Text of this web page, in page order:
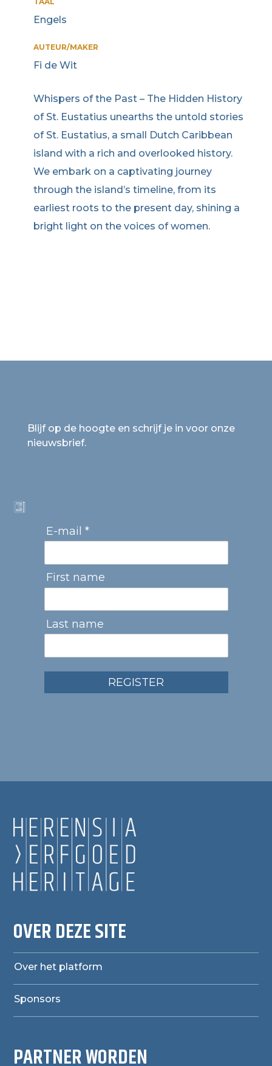
Engels
AUTEUR/MAKER
Fi de Wit
Whispers of the Past – The Hidden History
of St. Eustatius unearths the untold stories
of St. Eustatius, a small Dutch Caribbean
island with a rich and overlooked history.
We embark on a captivating journey
through the island’s timeline, from its
earliest roots to the present day, shining a
bright light on the voices of women.
Blijf op de hoogte en schrijf je in voor onze
nieuwsbrief.
E-mail *
First name
Last name
REGISTER
OVER DEZE SITE
Over het platform
Sponsors
PARTNER WORDEN